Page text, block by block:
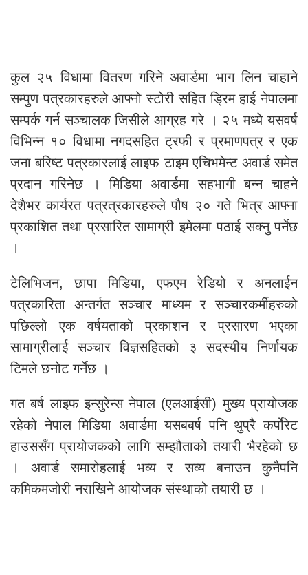
कुल २५ विधामा वितरण गरिने अवार्डमा भाग लिन चाहाने
सम्पुण पत्रकारहरुले आफ्नो स्टोरी सहित ड्रिम हाई नेपालमा
सम्पर्क गर्न सञ्चालक जिसीले आग्रह गरे । २५ मध्ये यसवर्ष
विभिन्न १० विधामा नगदसहित ट्रफी र प्रमाणपत्र र एक
जना बरिष्ट पत्रकारलाई लाइफ टाइम एचिभमेन्ट अवार्ड समेत
प्रदान गरिनेछ । मिडिया अवार्डमा सहभागी बन्न चाहने
देशैभर कार्यरत पत्रत्रकारहरुले पौष २० गते भित्र आफ्ना
प्रकाशित तथा प्रसारित सामाग्री इमेलमा पठाई सक्नु पर्नेछ
।
टेलिभिजन, छापा मिडिया, एफएम रेडियो र अनलाईन
पत्रकारिता अन्तर्गत सञ्चार माध्यम र सञ्चारकर्मीहरुको
पछिल्लो एक वर्षयताको प्रकाशन र प्रसारण भएका
सामाग्रीलाई सञ्चार विज्ञसहितको ३ सदस्यीय निर्णायक
टिमले छनोट गर्नेछ ।
गत बर्ष लाइफ इन्सुरेन्स नेपाल (एलआईसी) मुख्य प्रायोजक
रहेको नेपाल मिडिया अवार्डमा यसबबर्ष पनि थुप्रै कर्पोरेट
हाउससँग प्रायोजकको लागि सम्झौताको तयारी भैरहेको छ
। अवार्ड समारोहलाई भव्य र सव्य बनाउन कुनैपनि
कमिकमजोरी नराखिने आयोजक संस्थाको तयारी छ ।